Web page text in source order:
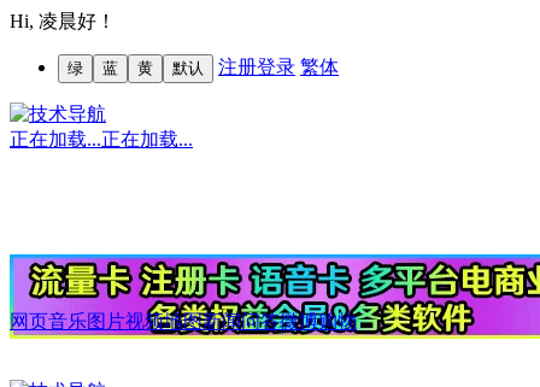
Hi, 凌晨好！
绿 蓝 黄 默认 注册登录 繁体
正在加载...正在加载...
网页音乐图片视频地图新闻问答微博购物